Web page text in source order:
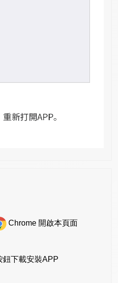
Chrome 開啟本頁面
鈕下載安裝APP